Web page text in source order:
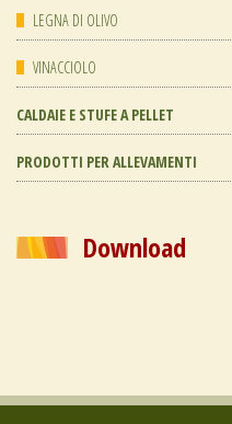
LEGNA DI OLIVO
VINACCIOLO
CALDAIE E STUFE A PELLET
PRODOTTI PER ALLEVAMENTI
Download